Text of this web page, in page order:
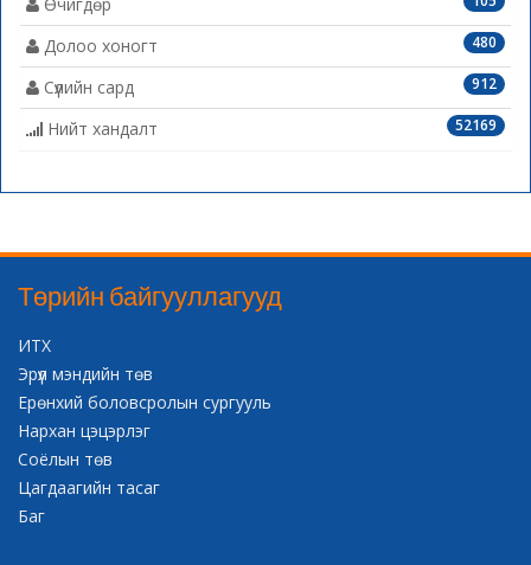
480
Долоо хоногт
912
Сүүлийн сард
52169
Нийт хандалт
Төрийн байгууллагууд
ИТХ
Эрүүл мэндийн төв
Ерөнхий боловсролын сургууль
Нархан цэцэрлэг
Соёлын төв
Цагдаагийн тасаг
Баг